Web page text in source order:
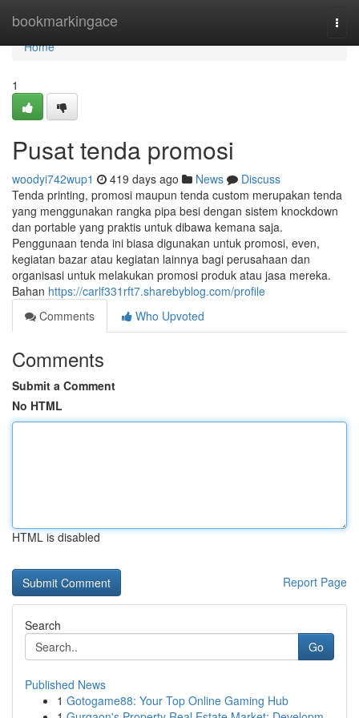
bookmarkingace
Home
Home
1
Pusat tenda promosi
woodyi742wup1 419 days ago News
Discuss
Tenda printing, promosi maupun tenda custom merupakan tenda
yang menggunakan rangka pipa besi dengan sistem knockdown
dan portable yang praktis untuk dibawa kemana saja.
Penggunaan tenda ini biasa digunakan untuk promosi, even,
kegiatan bazar atau kegiatan lainnya bagi perusahaan dan
organisasi untuk melakukan promosi produk atau jasa mereka.
Bahan https://carlf331rft7.sharebyblog.com/profile
Comments
Who Upvoted
Comments
Submit a Comment
No HTML
HTML is disabled
Report Page
Search
Go
Published News
1 Gotogame88: Your Top Online Gaming Hub